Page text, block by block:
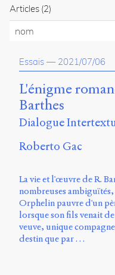
du
site
Archipel
En
ligne
Mastodon
Université
de
Sherbrooke
de
Longueuil
Local
B1-
12723
150
Articles (2)
nom
Essais — 2021/07/06
L'énigme
Barthes
Dialogue
Roberto Gac
La vie et l'œuvre de R.
nombreuses
Orphelin pauvre d'un
lorsque son fils venait
veuve, unique
destin que par …